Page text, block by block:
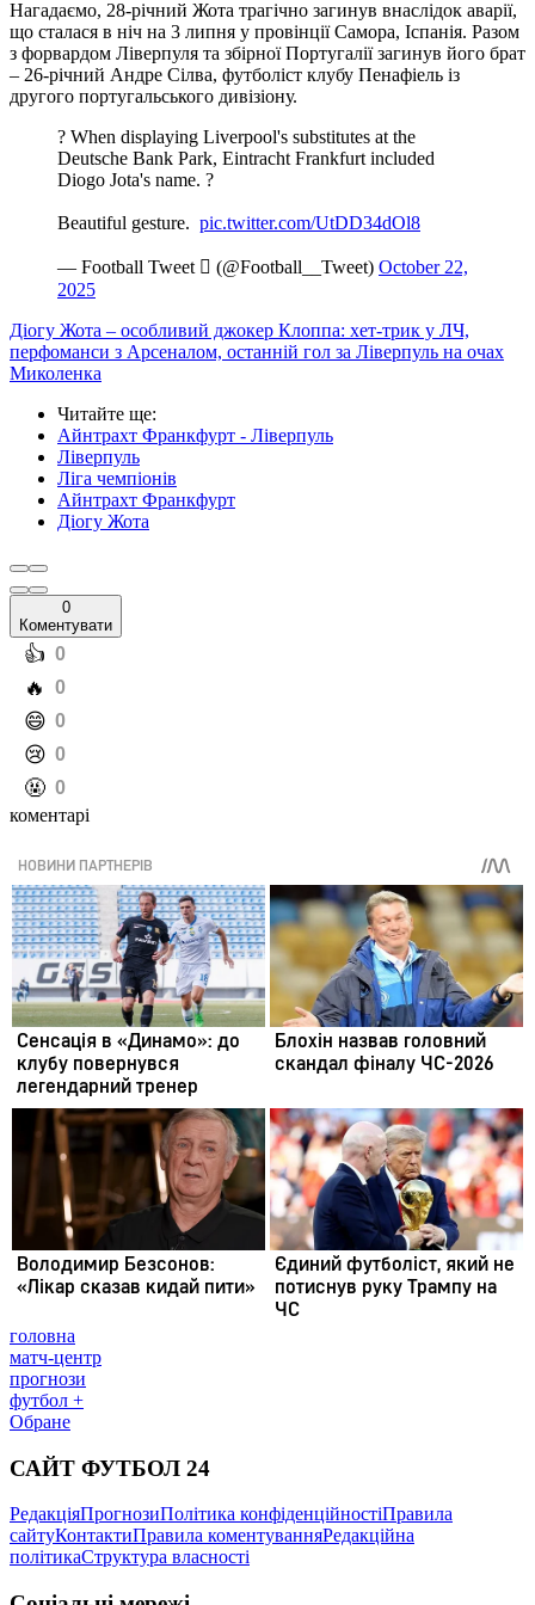
Нагадаємо, 28-річний Жота трагічно загинув внаслідок аварії,
що сталася в ніч на 3 липня у провінції Самора, Іспанія. Разом
з форвардом Ліверпуля та збірної Португалії загинув його брат
– 26-річний Андре Сілва, футболіст клубу Пенафіель із
другого португальського дивізіону.
? When displaying Liverpool's substitutes at the
Deutsche Bank Park, Eintracht Frankfurt included
Diogo Jota's name. ?
Beautiful gesture. ️ pic.twitter.com/UtDD34dOl8
— Football Tweet  (@Football__Tweet) October 22,
2025
Діогу Жота – особливий джокер Клоппа: хет-трик у ЛЧ,
перфоманси з Арсеналом, останній гол за Ліверпуль на очах
Миколенка
Читайте ще:
Айнтрахт Франкфурт - Ліверпуль
Ліверпуль
Ліга чемпіонів
Айнтрахт Франкфурт
Діогу Жота
0
Коментувати
️👍 0
️🔥 0
️😄 0
️😢 0
️🤬 0
коментарі
головна
матч-центр
прогнози
футбол +
Обране
САЙТ ФУТБОЛ 24
РедакціяПрогнозиПолітика конфіденційностіПравила
сайтуКонтактиПравила коментуванняРедакційна
політикаСтруктура власності